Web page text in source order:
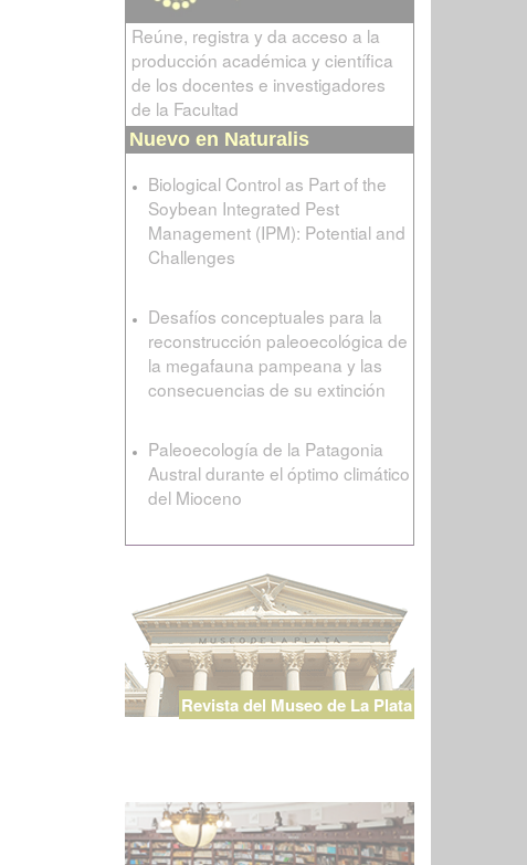
Reúne, registra y da acceso a la
producción académica y científica
de los docentes e investigadores
de la Facultad
Nuevo en Naturalis
Biological Control as Part of the
Soybean Integrated Pest
Management (IPM): Potential and
Challenges
Desafíos conceptuales para la
reconstrucción paleoecológica de
la megafauna pampeana y las
consecuencias de su extinción
Paleoecología de la Patagonia
Austral durante el óptimo climático
del Mioceno
Revista del Museo de La Plata